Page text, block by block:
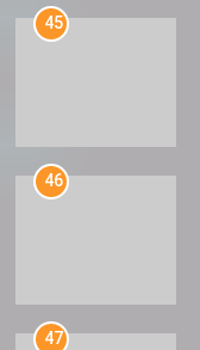
45
46
47